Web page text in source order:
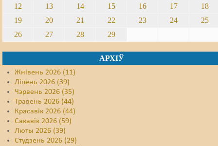
12
13 14 15 16 17
18
19
20 21 22 23 24
25
26
27 28 29
АРХІЎ
Жнівень 2026 (11)
Ліпень 2026 (39)
Чэрвень 2026 (35)
Травень 2026 (44)
Красавік 2026 (44)
Сакавік 2026 (59)
Люты 2026 (39)
Студзень 2026 (29)